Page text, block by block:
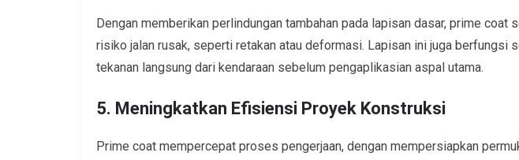
Dengan memberikan perlindungan tambahan pada lapisan dasar, prime coat
risiko jalan rusak, seperti retakan atau deformasi. Lapisan ini juga berfungsi
tekanan langsung dari kendaraan sebelum pengaplikasian aspal utama.
5. Meningkatkan Efisiensi Proyek Konstruksi
Prime coat mempercepat proses pengerjaan, dengan mempersiapkan